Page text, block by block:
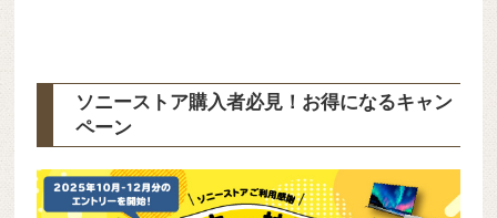
ソニーストア購入者必見！お得になるキャン
ペーン